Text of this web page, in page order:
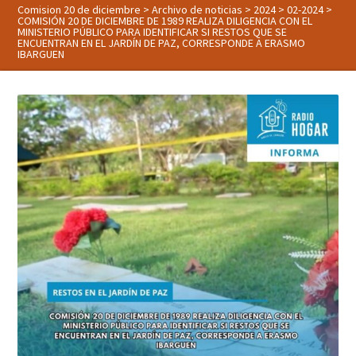
Comision 20 de diciembre >Archivo de noticias > 2024>02-2024>
COMISIÓN 20 DE DICIEMBRE DE 1989 REALIZA DILIGENCIA CON EL
MINISTERIO PÚBLICO PARA IDENTIFICAR SI RESTOS QUE SE
ENCUENTRAN EN EL JARDÍN DE PAZ, CORRESPONDE A ERASMO
IBARGUEN